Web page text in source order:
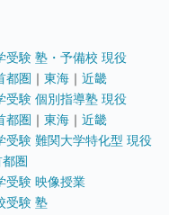
受験 塾・予備校 現役
都圏 ｜ 東海 ｜ 近畿
受験 個別指導塾 現役
都圏 ｜ 東海 ｜ 近畿
受験 難関大学特化型 現役
圏
受験 映像授業
受験 塾